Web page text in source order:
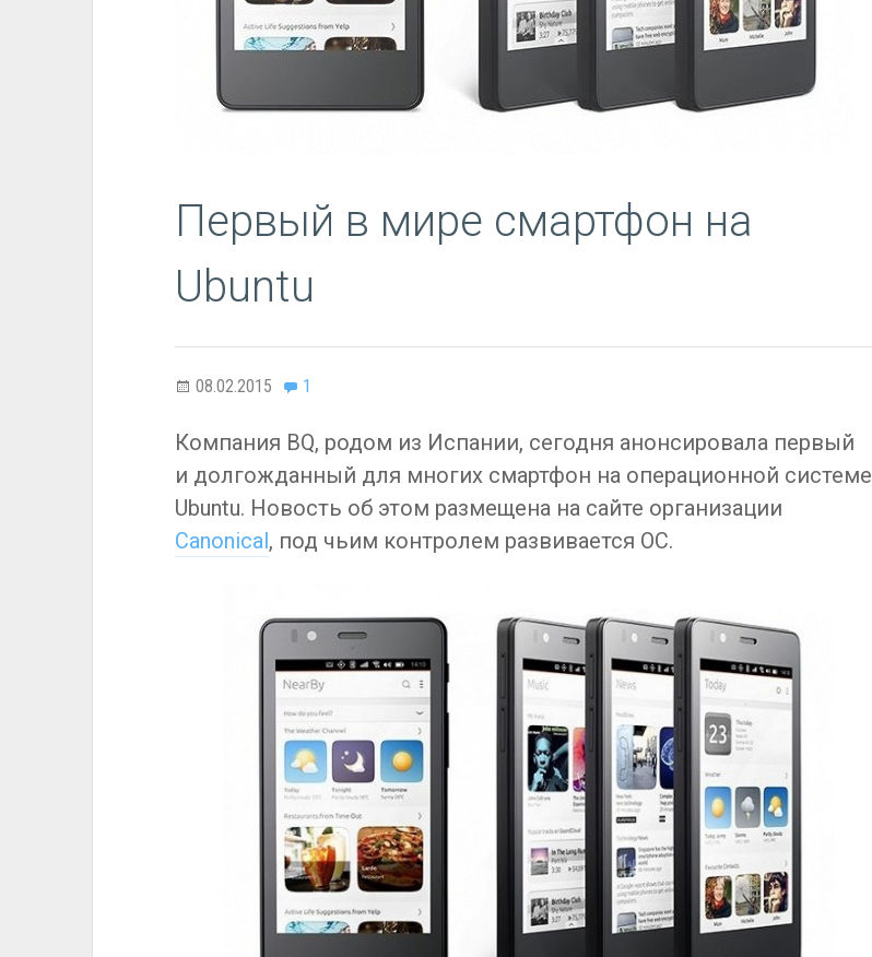
Первый в мире смартфон на
Ubuntu
08.02.2015 1
Компания BQ, родом из Испании, сегодня анонсировала первый
и долгожданный для многих смартфон на операционной системе
Ubuntu. Новость об этом размещена на сайте организации
Canonical, под чьим контролем развивается ОС.